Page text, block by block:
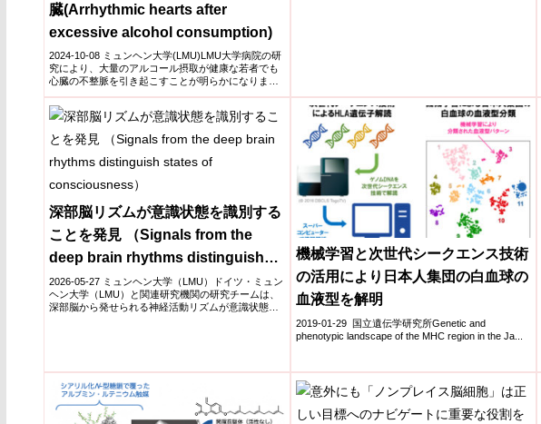
臓(Arrhythmic hearts after
excessive alcohol consumption)
2024-10-08 ミュンヘン大学(LMU)LMU大学病院の研
究により、大量のアルコール摂取が健康な若者でも
心臓の不整脈を引き起こすことが明らかになりまし
深部脳リズムが意識状態を識別する
ことを発見 （Signals from the
deep brain rhythms distinguish
states of consciousness）
2026-05-27 ミュンヘン大学（LMU）ドイツ・ミュン
ヘン大学（LMU）と関連研究機関の研究チームは、
深部脳から発せられる神経活動リズムが意識状態を
機械学習と次世代シークエンス技術
の活用により日本人集団の白血球の
血液型を解明
2019-01-29 国立遺伝学研究所Genetic and
phenotypic landscape of the MHC region in the Ja...